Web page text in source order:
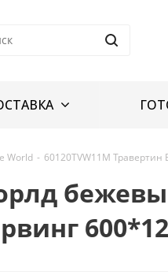
World - 60120TVW11M